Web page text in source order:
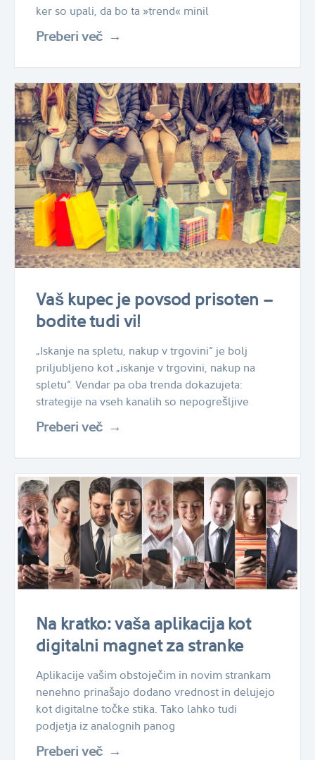
ker so upali, da bo ta »trend« minil
Preberi več
Vaš kupec je povsod prisoten –
bodite tudi vi!
„Iskanje na spletu, nakup v trgovini“ je bolj
priljubljeno kot „iskanje v trgovini, nakup na
spletu“. Vendar pa oba trenda dokazujeta:
strategije na vseh kanalih so nepogrešljive
Preberi več
Na kratko: vaša aplikacija kot
digitalni magnet za stranke
Aplikacije vašim obstoječim in novim strankam
nenehno prinašajo dodano vrednost in delujejo
kot digitalne točke stika. Tako lahko tudi
podjetja iz analognih panog
Preberi več